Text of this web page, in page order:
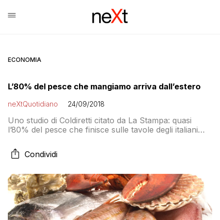
ECONOMIA
L’80% del pesce che mangiamo arriva dall’estero
neXtQuotidiano 24/09/2018
Uno studio di Coldiretti citato da La Stampa: quasi
l’80% del pesce che finisce sulle tavole degli italiani
Condividi